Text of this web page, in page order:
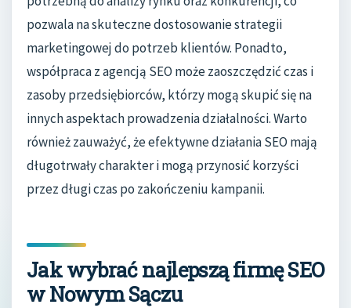
pozwala na skuteczne dostosowanie strategii
marketingowej do potrzeb klientów. Ponadto,
współpraca z agencją SEO może zaoszczędzić czas i
zasoby przedsiębiorców, którzy mogą skupić się na
innych aspektach prowadzenia działalności. Warto
również zauważyć, że efektywne działania SEO mają
długotrwały charakter i mogą przynosić korzyści
przez długi czas po zakończeniu kampanii.
Jak wybrać najlepszą firmę SEO
w Nowym Sączu